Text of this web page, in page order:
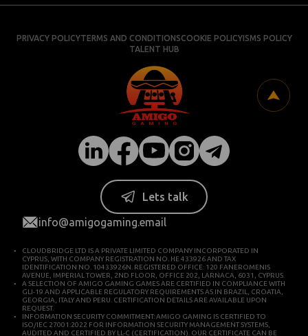
PRIVACY POLICYTERMS AND CONDITIONSCOOKIE POLICYISMS POLICY
TALENT HUB
Lets talk
info@amigogaming.email
CLOUDBRIDGE LTD IS A PRIVATE LIMITED COMPANY INCORPORATED IN
CYPRUS, WITH COMPANY REGISTRATION NO. HE 433926 AND TAX
IDENTIFICATION NO. 10433926N. REGISTERED OFFICE: 120 FANEROMENIS
AVENUE, IMPERIAL TOWER, 2ND FLOOR, OFFICE 202, LARNACA, 6031, CYPRUS.
A SELECTION OF AMIGO GAMING GAMES ARE CERTIFIED IN COMPLIANCE WITH
GLI-19 AND APPLICABLE REGULATORY REQUIREMENTS AS IN BRAZIL, CROATIA,
GEORGIA, ITALY AND PERU. CERTIFICATION DETAILS ARE AVAILABLE UPON
REQUEST.
INFORMATION SECURITY COMMITMENT: AMIGO GAMING IS CERTIFIED TO
ISO/IEC 27001:2022 FOR INFORMATION SECURITY MANAGEMENT SYSTEMS,
AUDITED AND CERTIFIED BY LL-C (CERTIFICATION). OUR CERTIFICATE CAN BE